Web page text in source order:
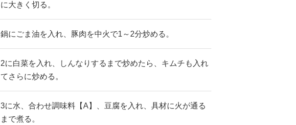
に大きく切る。
鍋にごま油を入れ、豚肉を中火で1～2分炒める。
2に白菜を入れ、しんなりするまで炒めたら、キムチも入れ
てさらに炒める。
3に水、合わせ調味料【A】、豆腐を入れ、具材に火が通る
まで煮る。